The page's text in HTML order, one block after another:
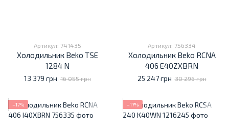
Артикул: 741435
Холодильник Beko TSE
1284 N
13 379 грн 16 055 грн
Артикул: 756334
Холодильник Beko RCNA
406 E40ZXBRN
25 247 грн 30 296 грн
−17% −17%